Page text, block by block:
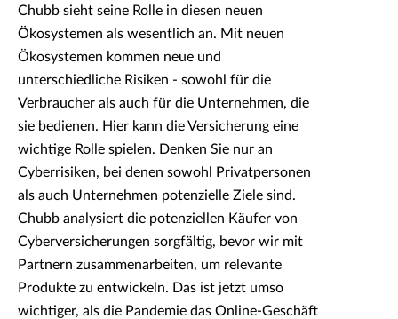
Chubb sieht seine Rolle in diesen neuen
Ökosystemen als wesentlich an. Mit neuen
Ökosystemen kommen neue und
unterschiedliche Risiken - sowohl für die
Verbraucher als auch für die Unternehmen, die
sie bedienen. Hier kann die Versicherung eine
wichtige Rolle spielen. Denken Sie nur an
Cyberrisiken, bei denen sowohl Privatpersonen
als auch Unternehmen potenzielle Ziele sind.
Chubb analysiert die potenziellen Käufer von
Cyberversicherungen sorgfältig, bevor wir mit
Partnern zusammenarbeiten, um relevante
Produkte zu entwickeln. Das ist jetzt umso
wichtiger, als die Pandemie das Online-Geschäft